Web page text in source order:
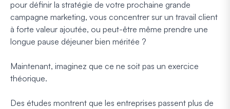
pour définir la stratégie de votre prochaine grande
campagne marketing, vous concentrer sur un travail client
à forte valeur ajoutée, ou peut-être même prendre une
longue pause déjeuner bien méritée ?
Maintenant, imaginez que ce ne soit pas un exercice
théorique.
Des études montrent que les entreprises passent plus de